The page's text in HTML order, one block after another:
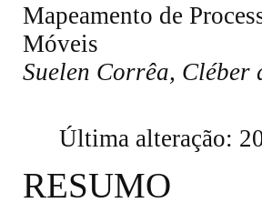
Mapeamento de
Móveis
Suelen Corrêa, Cléber
Última alteração:
RESUMO